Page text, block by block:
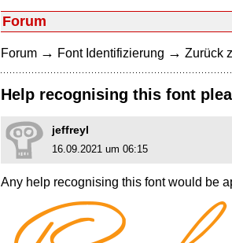
Forum
Forum → Font Identifizierung → Zurück
Help recognising this font
jeffreyl
16.09.2021 um 06:15
Any help recognising this font would be